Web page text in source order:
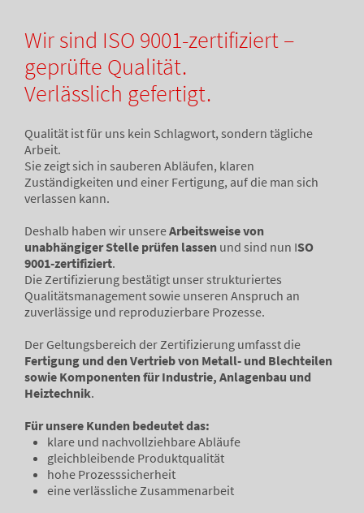
Wir sind ISO 9001-zertifiziert –
geprüfte Qualität.
Verlässlich gefertigt.
Qualität ist für uns kein Schlagwort, sondern tägliche
Arbeit.
Sie zeigt sich in sauberen Abläufen, klaren
Zuständigkeiten und einer Fertigung, auf die man sich
verlassen kann.
Deshalb haben wir unsereArbeitsweise von
unabhängiger Stelle prüfen lassen und sind nun ISO
9001-zertifiziert.
Die Zertifizierung bestätigt unser strukturiertes
Qualitätsmanagement sowie unseren Anspruch an
zuverlässige und reproduzierbare Prozesse.
Der Geltungsbereich der Zertifizierung umfasst die
Fertigung und den Vertrieb von Metall- und Blechteilen
sowie Komponenten für Industrie, Anlagenbau und
Heiztechnik.
Für unsere Kunden bedeutet das:
klare und nachvollziehbare Abläufe
gleichbleibende Produktqualität
hohe Prozesssicherheit
eine verlässliche Zusammenarbeit